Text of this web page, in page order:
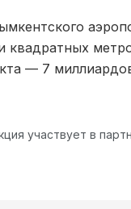
квадратных
— 7
участвует в